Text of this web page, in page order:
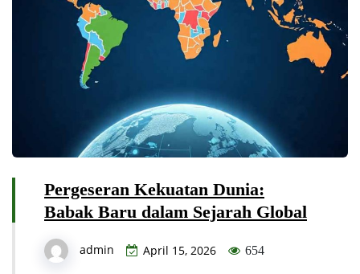
Pergeseran Kekuatan Dunia:
Babak Baru dalam Sejarah Global
admin April 15, 2026 654